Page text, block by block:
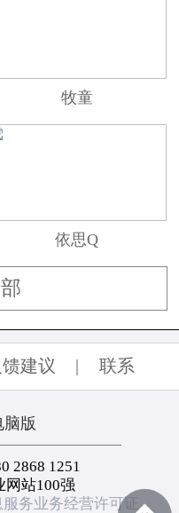
牧童
依思Q
馈建议 | 联系
脑版
2868 1251
网站100强
务业务经营许可证